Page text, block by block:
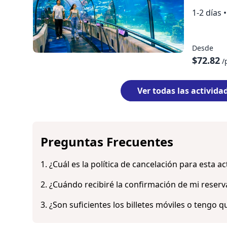
1-2 días •
Desde
$72.82 /
Ver todas las
Preguntas Frecuentes
1. ¿Cuál es la política de cancelación para esta
Cancela con hasta 24 horas de antelación y recibe
2. ¿Cuándo recibiré la confirmación de mi
Recibirás una notificación por correo electrónico
lo ves en tu bandeja de entrada, comprueba tu
3. ¿Son suficientes los billetes móviles o tengo